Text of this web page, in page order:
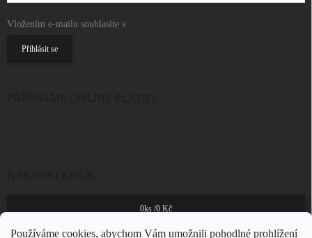
Používáme cookies, abychom Vám umožnili pohodlné prohlížení
Vložením e-mailu souhlasíte s
Přihlásit se
0ks /0 Kč